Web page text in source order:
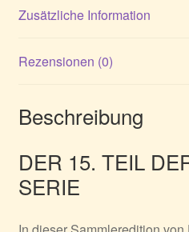
Zusätzliche Information
Rezensionen (0)
Beschreibung
DER 15. TEIL
SERIE